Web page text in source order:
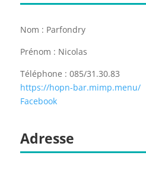
Nom : Parfondry
Prénom : Nicolas
Téléphone : 085/31.30.83
https://hopn-bar.mimp.menu/
Facebook
Adresse